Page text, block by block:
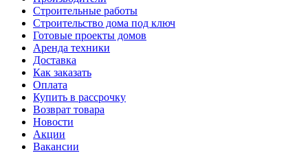
Строительные работы
Строительство дома под ключ
Готовые проекты домов
Аренда техники
Доставка
Как заказать
Оплата
Купить в рассрочку
Возврат товара
Новости
Акции
Вакансии